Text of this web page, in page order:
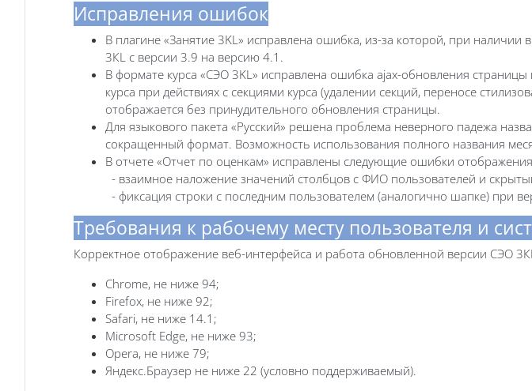
Исправления ошибок
В плагине «Занятие 3KL» исправлена ошибка, из-за которой, при
3КL с версии 3.9 на версию 4.1.
В формате курса «СЭО 3KL» исправлена ошибка ajax-обновления
курса при действиях с секциями курса (удалении секций, переносе
отображается без принудительного обновления страницы.
Для языкового пакета «Русский» решена проблема неверного падежа
сокращенный формат. Возможность использования полного названия
В отчете «Отчет по оценкам» исправлены следующие ошибки
- взаимное наложение значений столбцов с ФИО пользователей и
- фиксация строки с последним пользователем (аналогично шапке) при
Требования к рабочему месту пользователя и
Корректное отображение веб-интерфейса и работа обновленной версии СЭО
Chrome, не ниже 94;
Firefox, не ниже 92;
Safari, не ниже 14.1;
Microsoft Edge, не ниже 93;
Opera, не ниже 79;
Яндекс.Браузер не ниже 22 (условно поддерживаемый).